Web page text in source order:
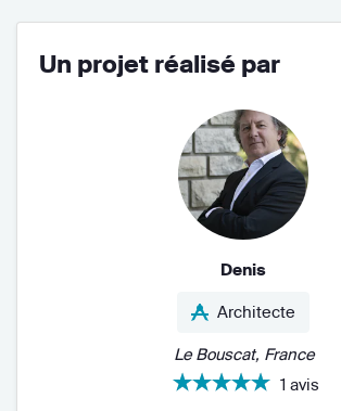
Un projet réalisé par
Denis
Architecte
Le Bouscat, France
1 avis